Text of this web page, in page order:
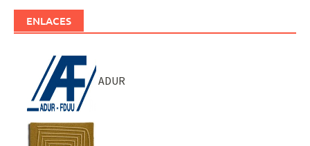
ENLACES
ADUR